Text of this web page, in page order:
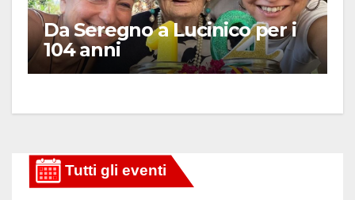
Da Seregno a Lucinico per i
104 anni